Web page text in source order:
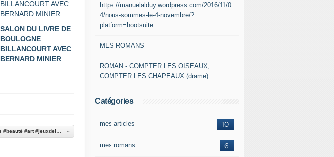
SALON DU LIVRE DE
BOULOGNE
BILLANCOURT AVEC
BERNARD MINIER
https://manuelalduy.wordpress.com/2016/11/0
4/nous-sommes-le-4-novembre/?
platform=hootsuite
MES ROMANS
ROMAN - COMPTER LES OISEAUX,
COMPTER LES CHAPEAUX (drame)
Catégories
10
mes articles
6
mes romans